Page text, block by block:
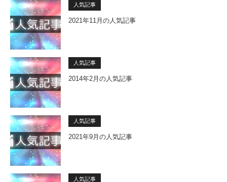
人気記事
2021年11月の人気記事
人気記事
2014年2月の人気記事
人気記事
2021年9月の人気記事
人気記事